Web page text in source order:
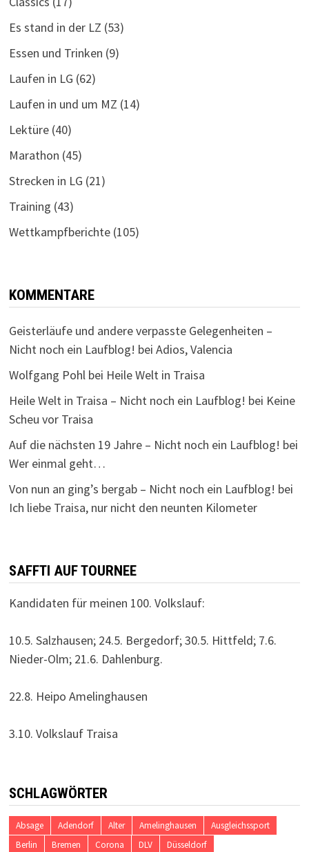
Es stand in der LZ (53)
Essen und Trinken (9)
Laufen in LG (62)
Laufen in und um MZ (14)
Lektüre(40)
Marathon (45)
Strecken in LG (21)
Training (43)
Wettkampfberichte(105)
KOMMENTARE
Geisterläufe und andere verpasste Gelegenheiten –
Nicht noch ein Laufblog! bei Adios, Valencia
Wolfgang Pohlbei Heile Welt in Traisa
Heile Welt in Traisa – Nicht noch ein Laufblog! bei Keine
Scheu vor Traisa
Auf die nächsten 19 Jahre – Nicht noch ein Laufblog! bei
Wer einmal geht…
Von nun an ging’s bergab – Nicht noch ein Laufblog! bei
Ich liebe Traisa, nur nicht den neunten Kilometer
SAFFTI AUF TOURNEE
Kandidaten für meinen 100. Volkslauf:
10.5. Salzhausen; 24.5. Bergedorf; 30.5. Hittfeld; 7.6.
Nieder-Olm; 21.6. Dahlenburg.
22.8. Heipo Amelinghausen
3.10. Volkslauf Traisa
SCHLAGWÖRTER
Absage Adendorf Alter Amelinghausen
Ausgleichssport
Berlin
Bremen Corona DLV
Düsseldorf